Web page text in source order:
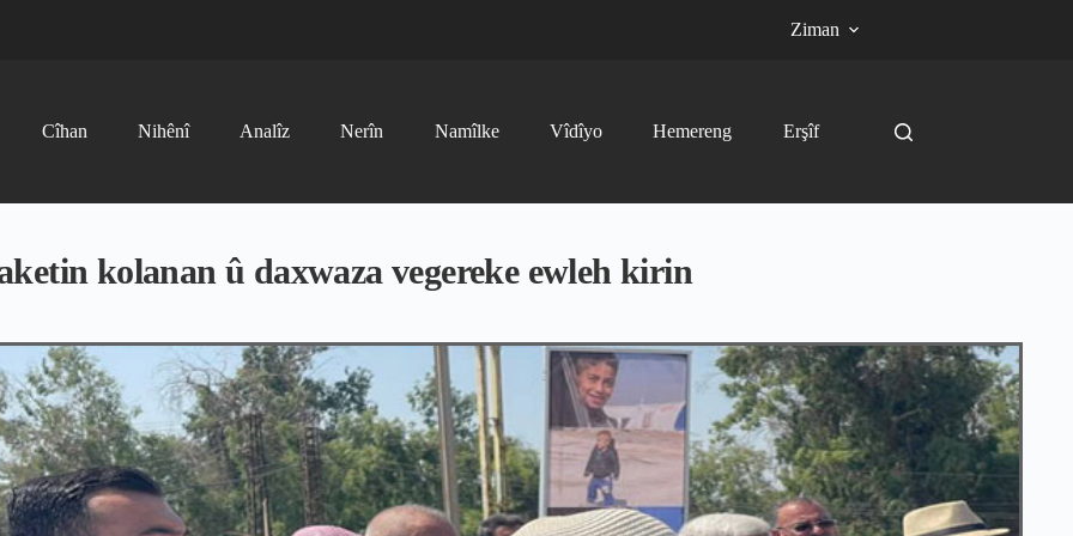
Ziman
Cîhan Nihênî Analîz Nerîn Namîlke Vîdîyo Hemereng Erşîf
kolanan û daxwaza vegereke ewleh kirin